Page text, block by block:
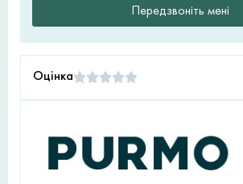
Передзвоніть мені
Оцінка